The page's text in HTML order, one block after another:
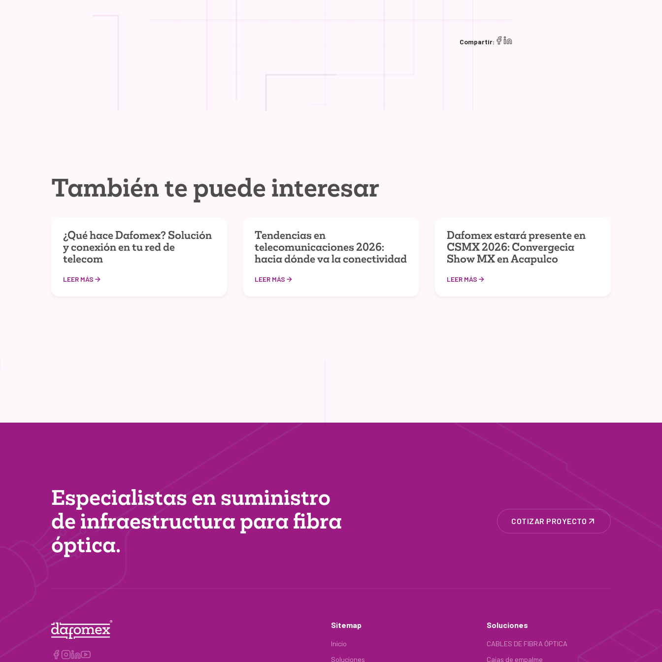
Compartir:
También te puede interesar
¿Qué hace Dafomex? Solución
y conexión en tu red de
telecom
LEER MÁS
Tendencias en
telecomunicaciones 2026:
hacia dónde va la conectividad
LEER MÁS
Dafomex estará presente en
CSMX 2026: Convergecia
Show MX en Acapulco
LEER MÁS
Especialistas en suministro
de infraestructura para fibra
óptica.
COTIZAR PROYECTO
Sitemap
Inicio
Soluciones
Soluciones
CABLES DE FIBRA ÓPTICA
Cajas de empalme